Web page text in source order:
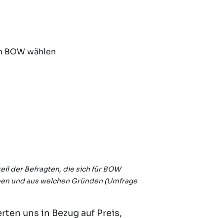
BOW wählen
der Befragten, die sich für BOW
und aus welchen Gründen (Umfrage
uns in Bezug auf Preis,